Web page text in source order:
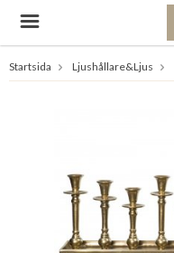
Startsida Ljushållare&Ljus